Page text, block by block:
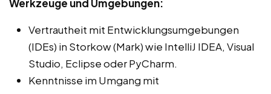
Werkzeuge und Umgebungen:
Vertrautheit mit Entwicklungsumgebungen
(IDEs) in Storkow (Mark) wie IntelliJ IDEA, Visual
Studio, Eclipse oder PyCharm.
Kenntnisse im Umgang mit